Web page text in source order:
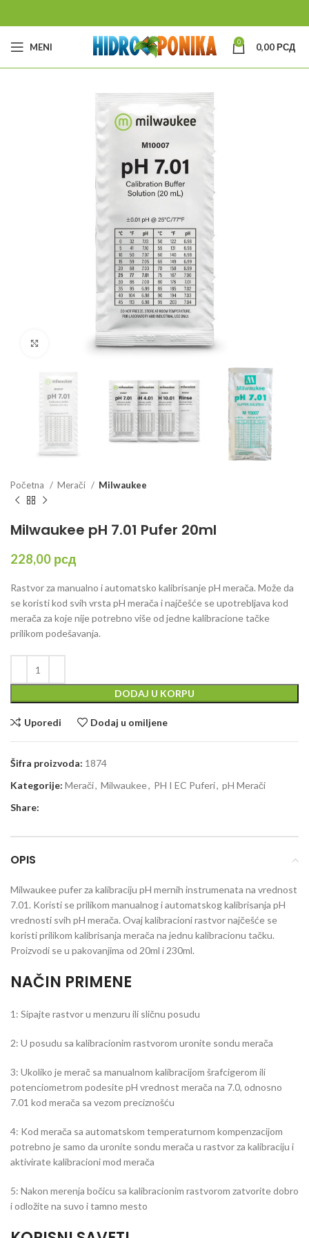
MENI 0 0,00РСД
Click to enlarge
Početna Merači Milwaukee
Milwaukee pH 7.01 Pufer 20ml
228,00 рсд
Rastvor za manualno i automatsko kalibrisanje pH merača. Može da
se koristi kod svih vrsta pH merača i najčešće se upotrebljava kod
merača za koje nije potrebno više od jedne kalibracione tačke
prilikom podešavanja.
DODAJ U KORPU
Uporedi Dodaj u omiljene
Šifra proizvoda: 1874
Kategorije: Merači, Milwaukee, PH I EC Puferi, pH Merači
Share:
OPIS
Milwaukee pufer za kalibraciju pH mernih instrumenata na vrednost
7.01. Koristi se prilikom manualnog i automatskog kalibrisanja pH
vrednosti svih pH merača. Ovaj kalibracioni rastvor najčešće se
koristi prilikom kalibrisanja merača na jednu kalibracionu tačku.
Proizvodi se u pakovanjima od 20ml i 230ml.
NAČIN PRIMENE
1: Sipajte rastvor u menzuru ili sličnu posudu
2: U posudu sa kalibracionim rastvorom uronite sondu merača
3: Ukoliko je merač sa manualnom kalibracijom šrafcigerom ili
potenciometrom podesite pH vrednost merača na 7.0, odnosno
7.01 kod merača sa vezom preciznošću
4: Kod merača sa automatskom temperaturnom kompenzacijom
potrebno je samo da uronite sondu merača u rastvor za kalibraciju i
aktivirate kalibracioni mod merača
5: Nakon merenja bočicu sa kalibracionim rastvorom zatvorite dobro
i odložite na suvo i tamno mesto